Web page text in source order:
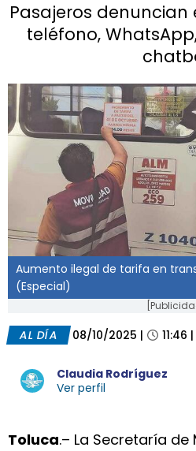
Pasajeros
teléfono,
Aumento ilegal de tarifa en
(Especial)
AL DÍA 08/10/2025 | 11:46 |
Claudia Rodríguez
Ver perfil
Toluca.– La Secretaría de